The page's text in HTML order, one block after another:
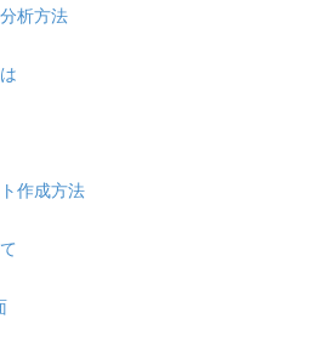
析方法
作成方法